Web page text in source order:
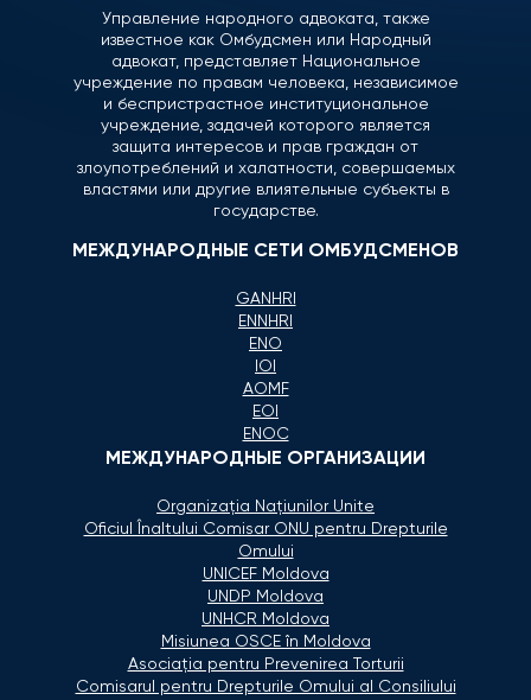
Управление народного адвоката, также
известное как Омбудсмен или Народный
адвокат, представляет Национальное
учреждение по правам человека, независимое
и беспристрастное институциональное
учреждение, задачей которого является
защита интересов и прав граждан от
злоупотреблений и халатности, совершаемых
властями или другие влиятельные субъекты в
государстве.
МЕЖДУНАРОДНЫЕ СЕТИ ОМБУДСМЕНОВ
GANHRI
ENNHRI
ENO
IOI
AOMF
EOI
ENOC
МЕЖДУНАРОДНЫЕ ОРГАНИЗАЦИИ
Organizaţia Naţiunilor Unite
Oficiul Înaltului Comisar ONU pentru Drepturile
Omului
UNICEF Moldova
UNDP Moldova
UNHCR Moldova
Misiunea OSCE în Moldova
Asociaţia pentru Prevenirea Torturii
Comisarul pentru Drepturile Omului al Consiliului